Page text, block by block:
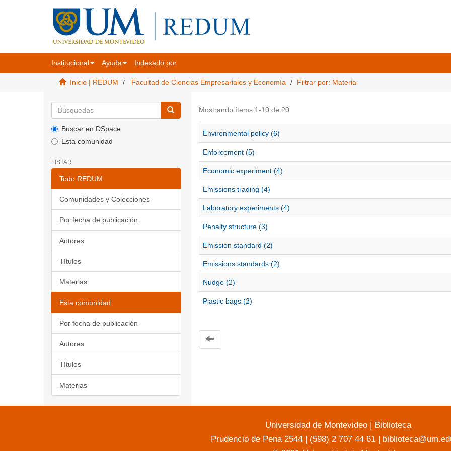
Institucional Ayuda Indexado por
Inicio | REDUM Facultad de Ciencias Empresariales y Economía Filtrar por: Materia
Buscar en DSpace
Esta comunidad
LISTAR
Todo REDUM
Comunidades y Colecciones
Por fecha de publicación
Autores
Títulos
Materias
Esta comunidad
Por fecha de publicación
Autores
Títulos
Materias
Mostrando ítems 1-10 de 20
Environmental policy (6)
Enforcement (5)
Economic experiment (4)
Emissions trading (4)
Laboratory experiments (4)
Penalty structure (3)
Emission standard (2)
Emissions standards (2)
Nudge (2)
Plastic bags (2)
Universidad de Montevideo | Biblioteca
Prudencio de Pena 2544 | (598) 2 707 44 61 |